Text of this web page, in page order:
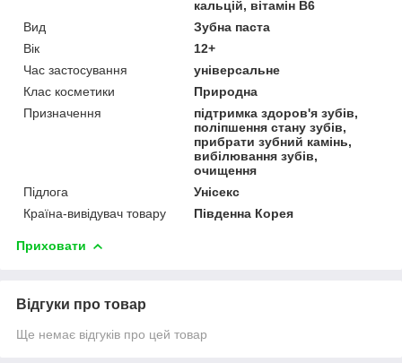
кальцій, вітамін В6
Вид
Зубна паста
Вік
12+
Час застосування
універсальне
Клас косметики
Природна
Призначення
підтримка здоров'я зубів,
поліпшення стану зубів,
прибрати зубний камінь,
вибілювання зубів,
очищення
Підлога
Унісекс
Країна-вивідувач товару
Південна Корея
Приховати
Відгуки про товар
Ще немає відгуків про цей товар